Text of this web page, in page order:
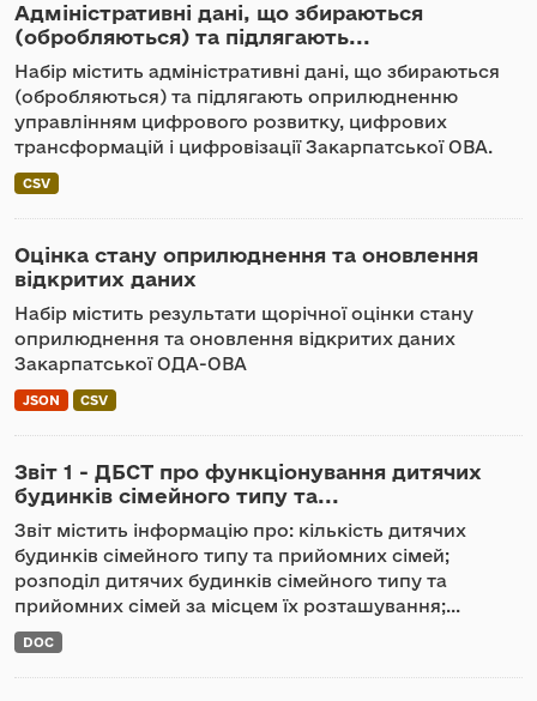
Адміністративні дані, що збираються
(обробляються) та підлягають...
Набір містить адміністративні дані, що збираються
(обробляються) та підлягають оприлюдненню
управлінням цифрового розвитку, цифрових
трансформацій і цифровізації Закарпатської ОВА.
CSV
Оцінка стану оприлюднення та оновлення
відкритих даних
Набір містить результати щорічної оцінки стану
оприлюднення та оновлення відкритих даних
Закарпатської ОДА-ОВА
JSON CSV
Звіт 1 - ДБСТ про функціонування дитячих
будинків сімейного типу та...
Звіт містить інформацію про: кількість дитячих
будинків сімейного типу та прийомних сімей;
розподіл дитячих будинків сімейного типу та
прийомних сімей за місцем їх розташування;...
DOC